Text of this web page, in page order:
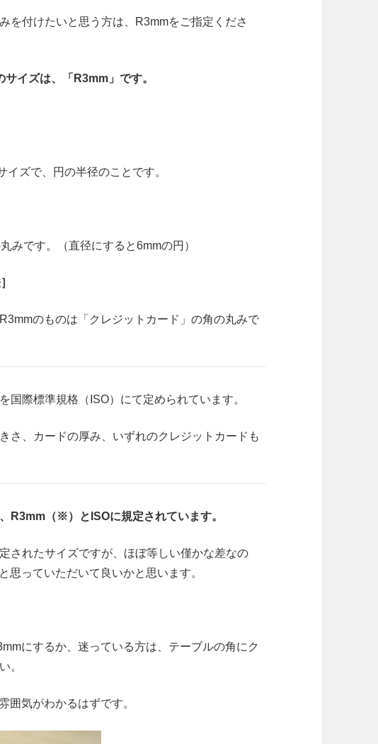
を付けたいと思う方は、R3mmをご指定くださ
イズは、「R3mm」です。
ズで、円の半径のことです。
みです。（直径にすると6mmの円）
のものは「クレジットカード」の角の丸みで
国際標準規格（ISO）にて定められています。
さ、カードの厚み、いずれのクレジットカードも
R3mm（※）とISOに規定されています。
されたサイズですが、ほぼ等しい僅かな差なの
思っていただいて良いかと思います。
にするか、迷っている方は、テーブルの角にク
。
囲気がわかるはずです。